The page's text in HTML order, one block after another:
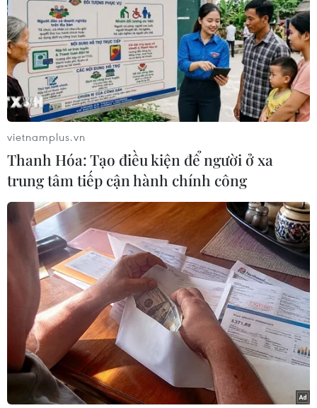
Chương trình nghệ thuật Âm vọng sông Hương với hiệu ứng
âm thanh, ánh sáng hấp dẫn du khách. (Ảnh: Hoàng Hùng/
TTXVN)
Chương trình nghệ thuật Âm vọng sông Hương với hiệu ứng
âm thanh, ánh sáng hấp dẫn du khách. (Ảnh: Hoàng Hùng/
TTXVN)
vietnamplus.vn
Thanh Hóa: Tạo điều kiện để người ở xa
trung tâm tiếp cận hành chính công